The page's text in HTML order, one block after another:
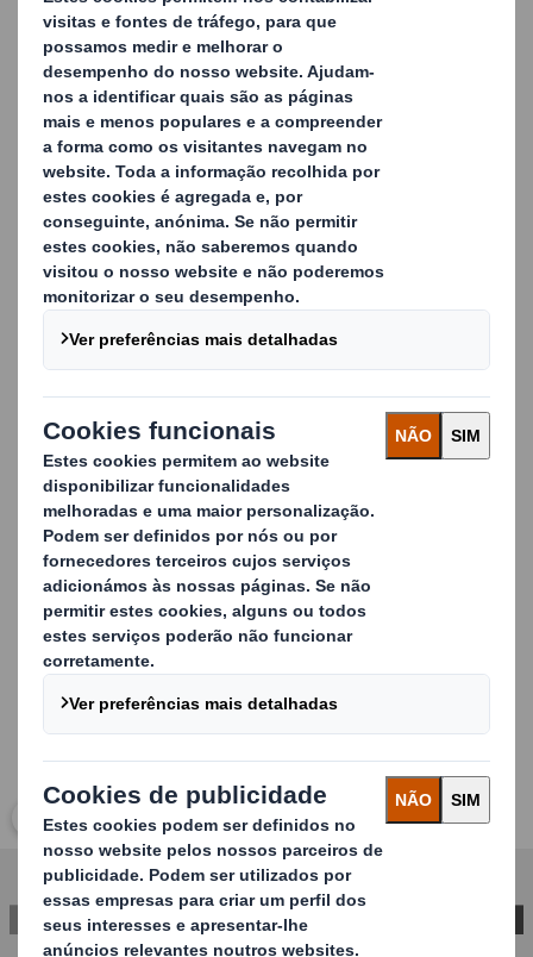
Quando corretamente desenvolvidas, as embalagens
SRP e RRP desempenham um papel vital no seu mix
promocional, gerando vendas no ponto de compra do
consumidor. Trabalhamos com as suas equipas de
marketing para garantir que a sua embalagem reflete o
posicionamento da sua marca, alcança uma disrupção
visual na sua categoria e contribui para o sucesso das
suas promoções.
Principais vantagens dos nossos SRPs:
Mais stock e mais variedade nas prateleiras
Reposição mais rápida de produtos nas lojas
Maior disponibilidadede produto
Lançamentos de sucesso
Merchandisingótimo
Visibilidade dos produtos e facilidade de acesso ao
produto para os consumidores
Carousel. Use previous and next buttons to move
Clique para ampliar a imagem